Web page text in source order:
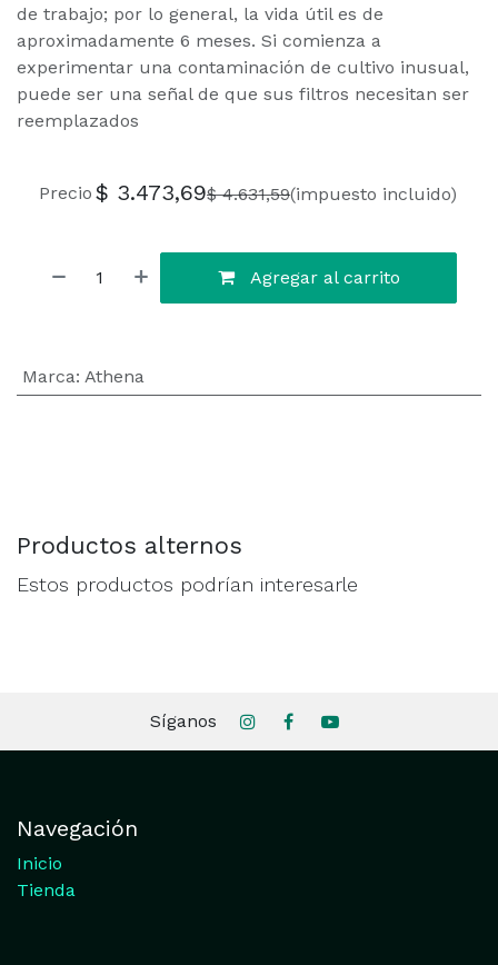
de trabajo; por lo general, la vida útil es de
aproximadamente 6 meses. Si comienza a
experimentar una contaminación de cultivo inusual,
puede ser una señal de que sus filtros necesitan ser
reemplazados
Agregar al carrito
Precio $ 3.473,69$4.631,59(impuesto incluido)
Marca: Athena
Productos alternos
Estos productos podrían interesarle
Síganos
Navegación
Inicio
Tienda